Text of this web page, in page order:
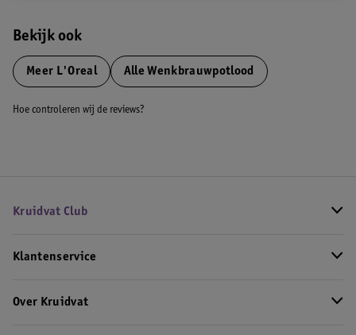
Bekijk ook
Meer L'Oreal Alle Wenkbrauwpotlood
Hoe controleren wij de reviews?
Kruidvat Club
Klantenservice
Over Kruidvat